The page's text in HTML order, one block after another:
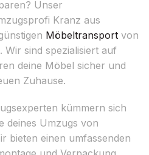
Unser
Kranz aus
Möbeltransport von
Wir sind spezialisiert auf
deine Möbel sicher und
Zuhause.
kümmern sich
deines Umzugs von
bieten einen umfassenden